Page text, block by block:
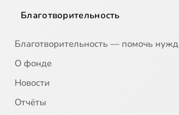
Благотворительность
Благотворительность — помочь
О фонде
Новости
Отчёты